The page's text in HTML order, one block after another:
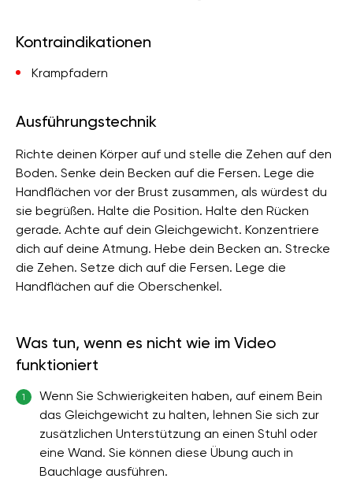
Kontraindikationen
Krampfadern
Ausführungstechnik
Richte deinen Körper auf und stelle die Zehen auf den
Boden. Senke dein Becken auf die Fersen. Lege die
Handflächen vor der Brust zusammen, als würdest du
sie begrüßen. Halte die Position. Halte den Rücken
gerade. Achte auf dein Gleichgewicht. Konzentriere
dich auf deine Atmung. Hebe dein Becken an. Strecke
die Zehen. Setze dich auf die Fersen. Lege die
Handflächen auf die Oberschenkel.
Was tun, wenn es nicht wie im Video
funktioniert
1
Wenn Sie Schwierigkeiten haben, auf einem Bein
das Gleichgewicht zu halten, lehnen Sie sich zur
zusätzlichen Unterstützung an einen Stuhl oder
eine Wand. Sie können diese Übung auch in
Bauchlage ausführen.